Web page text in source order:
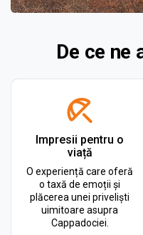
De ce ne
Impresii pentru o
viață
O experiență care oferă
o taxă de emoții și
plăcerea unei priveliști
uimitoare asupra
Cappadociei.